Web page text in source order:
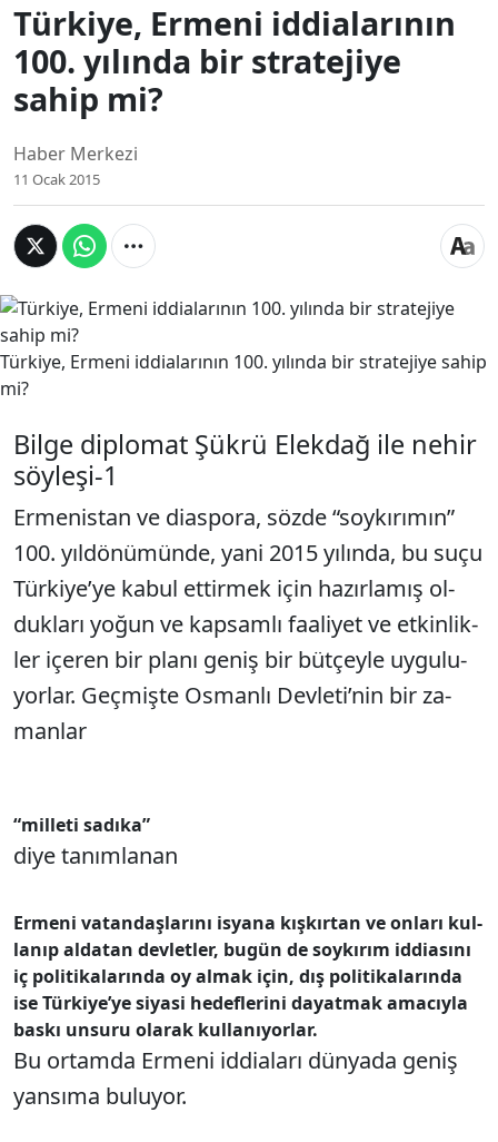
Türkiye, Ermeni iddialarının
100. yılında bir stratejiye
sahip mi?
Haber Merkezi
11 Ocak 2015
Türkiye, Ermeni iddialarının 100. yılında bir stratejiye sahip
mi?
Bilge diplomat Şükrü Elekdağ ile nehir
söyleşi-1
Er­me­nis­tan ve di­as­po­ra, söz­de “soy­kı­rı­mı­n”
100. yıl­dö­nü­mün­de, ya­ni 2015 yı­lın­da, bu su­çu
Tür­ki­ye­’ye ka­bul et­tir­mek için ha­zır­la­mış ol­
duk­la­rı yo­ğun ve kap­sam­lı fa­ali­yet ve et­kin­lik­
ler içe­ren bir pla­nı ge­niş bir büt­çey­le uy­gu­lu­
yor­lar. Geç­miş­te Os­man­lı Dev­le­ti­’nin bir za­
man­lar
“mil­le­ti sa­dı­ka­”
di­ye ta­nım­la­nan
Er­me­ni va­tan­daş­la­rı­nı is­ya­na kış­kır­tan ve on­la­rı kul­
la­nıp al­da­tan dev­let­ler, bu­gün de soy­kı­rım id­di­ası­nı
iç po­li­ti­ka­la­rın­da oy al­mak için, dış po­li­ti­ka­la­rın­da
ise Tür­ki­ye­’ye si­ya­si he­def­le­ri­ni da­yat­mak ama­cıy­la
bas­kı un­su­ru ola­rak kul­la­nı­yor­lar.
Bu or­tam­da Er­me­ni id­di­ala­rı dün­ya­da ge­niş
yan­sı­ma bu­lu­yor.